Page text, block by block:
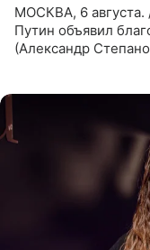
МОСКВА, 6
Путин объявил
(Александр